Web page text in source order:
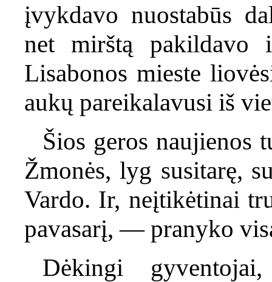
įvykdavo nuostabūs
net mirštą pakildavo
Lisabonos mieste
aukų pareikalavusi iš
Šios geros naujienos
Žmonės, lyg susitarę,
Vardo. Ir, neįtikėtinai
pavasarį, — pranyko
Dėkingi